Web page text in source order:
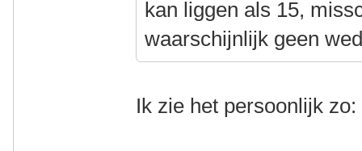
kan liggen als 15,
waarschijnlijk geen
Ik zie het persoonlijk zo: